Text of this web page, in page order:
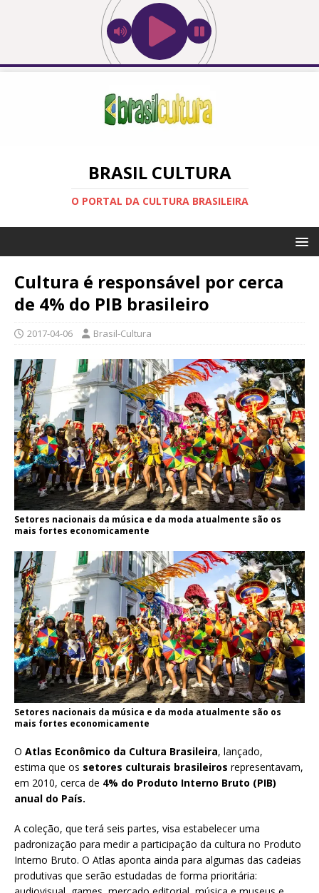
BRASIL CULTURA
O PORTAL DA CULTURA BRASILEIRA
Cultura é responsável por cerca
de 4% do PIB brasileiro
2017-04-06 Brasil-Cultura
Setores nacionais da música e da moda atualmente são os
mais fortes economicamente
Setores nacionais da música e da moda atualmente são os
mais fortes economicamente
O Atlas Econômico da Cultura Brasileira, lançado,
estima que os setores culturais brasileiros representavam,
em 2010, cerca de 4% do Produto Interno Bruto (PIB)
anual do País.
A coleção, que terá seis partes, visa estabelecer uma
padronização para medir a participação da cultura no Produto
Interno Bruto. O Atlas aponta ainda para algumas das cadeias
produtivas que serão estudadas de forma prioritária: